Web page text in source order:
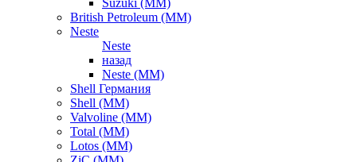
Suzuki (ММ)
British Petroleum (ММ)
Neste
Neste
назад
Neste (ММ)
Shell Германия
Shell (ММ)
Valvoline (ММ)
Total (ММ)
Lotos (ММ)